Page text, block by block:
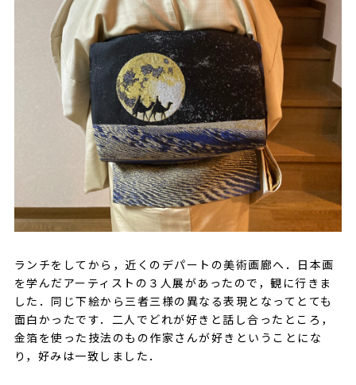
ランチをしてから，近くのデパートの美術画廊へ．日本画
を学んだアーティストの３人展があったので，観に行きま
した．同じ下絵から三者三様の異なる表現となってとても
面白かったです．二人でどれが好きと話し合ったところ，
金箔を使った技法のもの作家さんが好きということにな
り，好みは一致しました．